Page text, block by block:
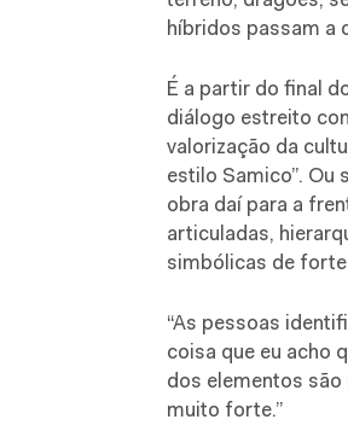
híbridos passam a
É a partir do final
diálogo estreito
valorização da
estilo Samico”. Ou
obra daí para a
articuladas,
simbólicas de
“As pessoas
coisa que eu acho
dos elementos
muito forte.”